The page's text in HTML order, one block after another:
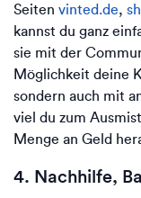
Seiten vinted.de,
kannst du ganz
sie mit der
Möglichkeit deine
sondern auch mit
viel du zum
Menge an Geld
4. Nachhilfe,